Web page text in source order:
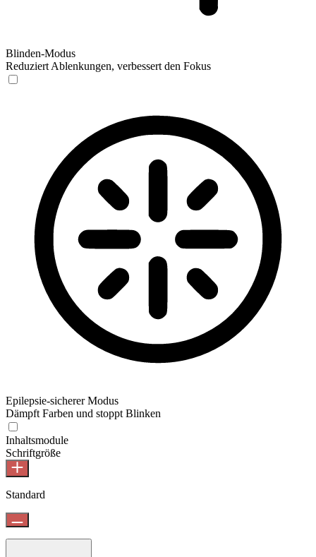
Blinden-Modus
Reduziert Ablenkungen, verbessert den Fokus
Epilepsie-sicherer Modus
Dämpft Farben und stoppt Blinken
Inhaltsmodule
Schriftgröße
Standard